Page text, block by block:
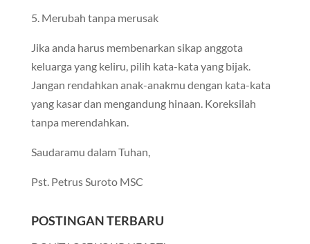
5. Merubah tanpa merusak
Jika anda harus membenarkan sikap anggota
keluarga yang keliru, pilih kata-kata yang bijak.
Jangan rendahkan anak-anakmu dengan kata-kata
yang kasar dan mengandung hinaan. Koreksilah
tanpa merendahkan.
Saudaramu dalam Tuhan,
Pst. Petrus Suroto MSC
POSTINGAN TERBARU